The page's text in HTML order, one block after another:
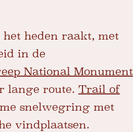
heden raakt, met
in de
National Monument
lange route. Trail of
snelwegring met
vindplaatsen.